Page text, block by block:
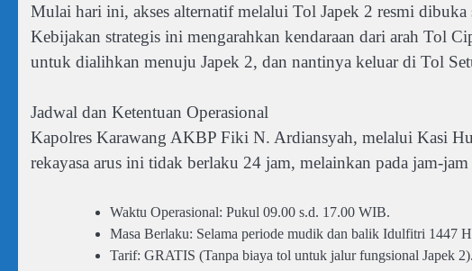
Mulai hari ini, akses alternatif melalui Tol Japek 2 resmi
Kebijakan strategis ini mengarahkan kendaraan dari arah Tol
untuk dialihkan menuju Japek 2, dan nantinya keluar di Tol
Jadwal dan Ketentuan Operasional
Kapolres Karawang AKBP Fiki N. Ardiansyah, melalui Kasi
rekayasa arus ini tidak berlaku 24 jam, melainkan pada jam-
Waktu Operasional: Pukul 09.00 s.d. 17.00 WIB.
Masa Berlaku: Selama periode mudik dan balik Idulfitri 1447
Tarif: GRATIS (Tanpa biaya tol untuk jalur fungsional Japek 2).